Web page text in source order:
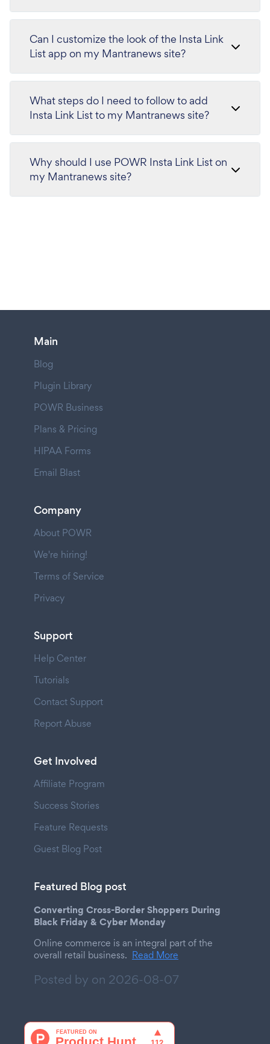
Can I customize the look of the Insta Link
List app on my Mantranews site?
What steps do I need to follow to add
Insta Link List to my Mantranews site?
Why should I use POWR Insta Link List on
my Mantranews site?
Main
Blog
Plugin Library
POWR Business
Plans & Pricing
HIPAA Forms
Email Blast
Company
About POWR
We're hiring!
Terms of Service
Privacy
Support
Help Center
Tutorials
Contact Support
Report Abuse
Get Involved
Affiliate Program
Success Stories
Feature Requests
Guest Blog Post
Featured Blog post
Converting Cross-Border Shoppers During
Black Friday & Cyber Monday
Online commerce is an integral part of the
overall retail business. Read More
Posted by on 2026-08-07